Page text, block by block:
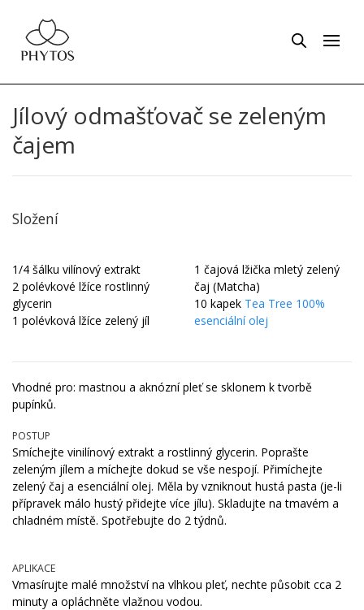
Jílový odmašťovač se zeleným
čajem
Složení
1/4 šálku vilínový extrakt
2 polévkové lžíce rostlinný
glycerin
1 polévková lžíce zelený jíl
1 čajová lžička mletý zelený
čaj (Matcha)
10 kapek Tea Tree 100%
esenciální olej
Vhodné pro: mastnou a aknózní pleť se sklonem k tvorbě
pupínků.
POSTUP
Smíchejte vinilínový extrakt a rostlinný glycerin. Poprašte
zeleným jílem a míchejte dokud se vše nespojí. Přimíchejte
zelený čaj a esenciální olej. Měla by vzniknout hustá pasta (je-li
přípravek málo hustý přidejte více jílu). Skladujte na tmavém a
chladném místě. Spotřebujte do 2 týdnů.
APLIKACE
Vmasírujte malé množství na vlhkou pleť, nechte působit cca 2
minuty a opláchněte vlažnou vodou.